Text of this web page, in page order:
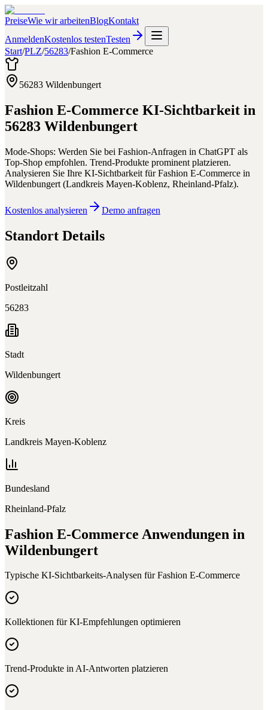
PreiseWie wir arbeitenBlogKontakt
AnmeldenKostenlos testenTesten
Start/PLZ/56283/Fashion E-Commerce
56283 Wildenbungert
Fashion E-Commerce KI-Sichtbarkeit in
56283 Wildenbungert
Mode-Shops: Werden Sie bei Fashion-Anfragen in ChatGPT als
Top-Shop empfohlen. Trend-Produkte prominent platzieren.
Analysieren Sie Ihre KI-Sichtbarkeit fürFashion E-Commerce in
Wildenbungert (Landkreis Mayen-Koblenz, Rheinland-Pfalz).
Kostenlos analysieren Demo anfragen
Standort Details
Postleitzahl
56283
Stadt
Wildenbungert
Kreis
Landkreis Mayen-Koblenz
Bundesland
Rheinland-Pfalz
Fashion E-Commerce Anwendungen in
Wildenbungert
Typische KI-Sichtbarkeits-Analysen fürFashion E-Commerce
Kollektionen für KI-Empfehlungen optimieren
Trend-Produkte in AI-Antworten platzieren